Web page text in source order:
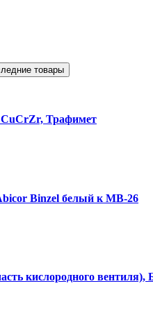
товары
Трафимет
Binzel белый к MB-26
кислородного